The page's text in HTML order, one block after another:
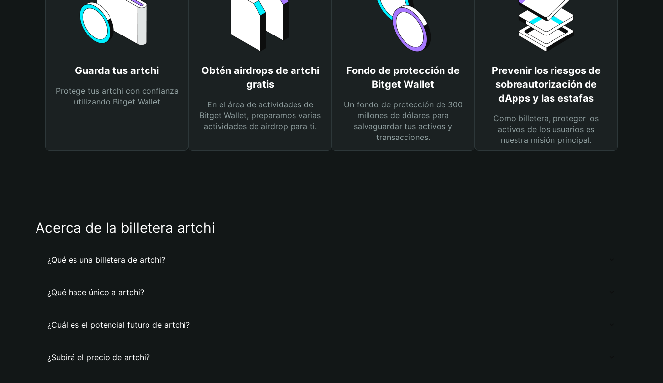
Guarda tus artchi
Protege tus artchi con confianza
utilizando Bitget Wallet
Obtén airdrops de artchi
gratis
En el área de actividades de
Bitget Wallet, preparamos varias
actividades de airdrop para ti.
Fondo de protección de
Bitget Wallet
Un fondo de protección de 300
millones de dólares para
salvaguardar tus activos y
transacciones.
Prevenir los riesgos de
sobreautorización de
dApps y las estafas
Como billetera, proteger los
activos de los usuarios es
nuestra misión principal.
Acerca de la billetera artchi
¿Qué es una billetera de artchi?
¿Qué hace único a artchi?
¿Cuál es el potencial futuro de artchi?
¿Subirá el precio de artchi?